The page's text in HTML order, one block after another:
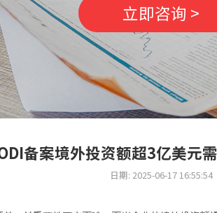
立即咨询 >
备案境外投资额超3亿美元
日期: 2025-06-17 16:55:54